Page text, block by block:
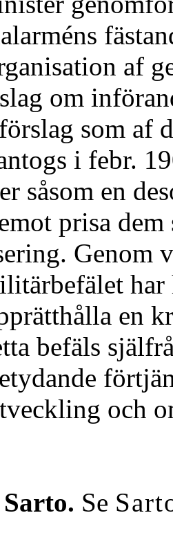
af
om
som af
i febr.
såsom en
prisa dem
Genom
har
en
befäls
och
Se